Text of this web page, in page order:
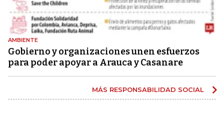
AMBIENTE
Gobierno y organizaciones unen esfuerzos
para poder apoyar a Arauca y Casanare
MÁS RESPONSABILIDAD SOCIAL